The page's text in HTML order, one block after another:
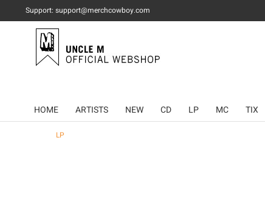
Support: support@merchcowboy.com
HOME ARTISTS NEW CD LP MC TIX
LP